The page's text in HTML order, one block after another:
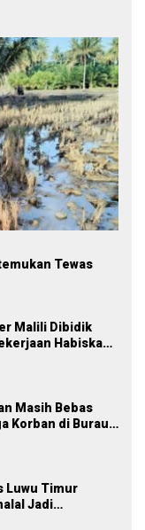
Tewas
Malili Dibidik
Habiskan
Masih Bebas
Korban di Burau
Luwu Timur
Jadi